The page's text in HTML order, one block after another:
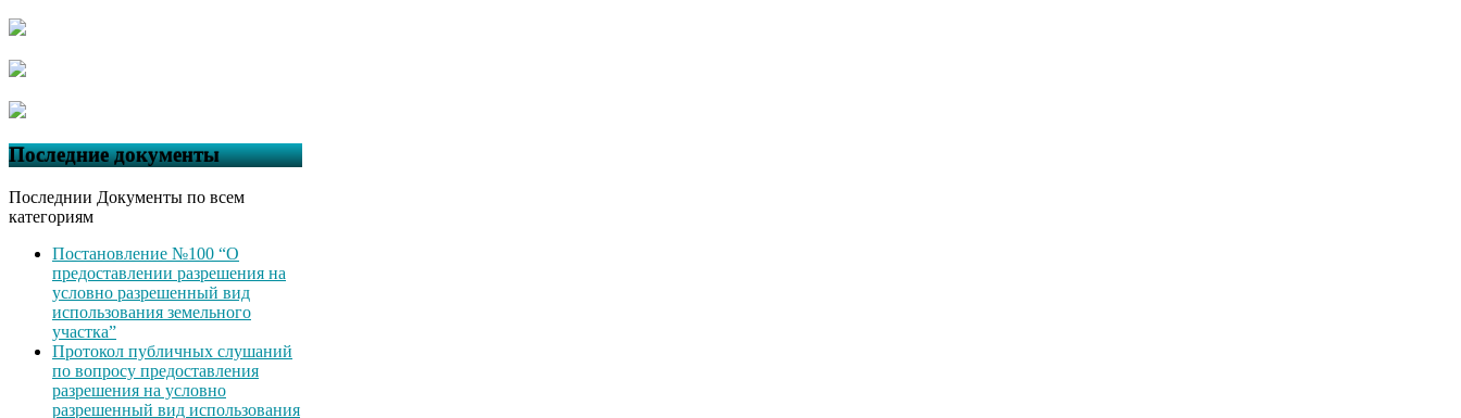
Последние документы
Последнии Документы по всем
категориям
Постановление №100 “О
предоставлении разрешения на
условно разрешенный вид
использования земельного
участка”
Протокол публичных слушаний
по вопросу предоставления
разрешения на условно
разрешенный вид использования